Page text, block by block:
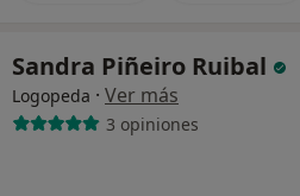
Sandra Piñeiro Ruibal
Logopeda · Ver más
3 opiniones